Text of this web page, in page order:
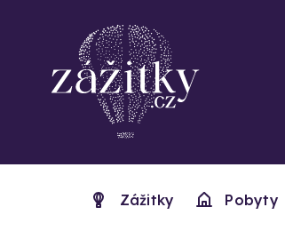
Zážitky Pobyty